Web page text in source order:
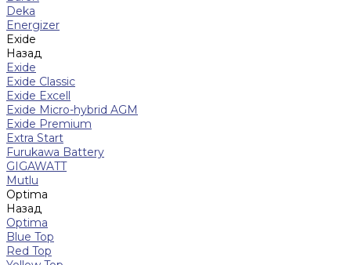
Deka
Energizer
Exide
Назад
Exide
Exide Classic
Exide Excell
Exide Micro-hybrid AGM
Exide Premium
Extra Start
Furukawa Battery
GIGAWATT
Mutlu
Optima
Назад
Optima
Blue Top
Red Top